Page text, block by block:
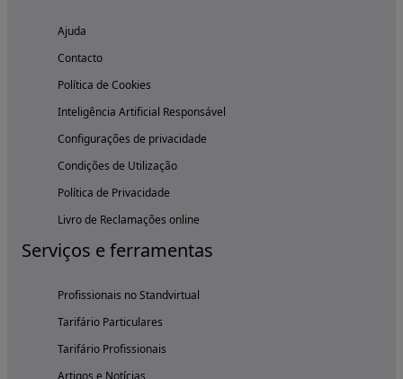
Ajuda
Contacto
Política de Cookies
Inteligência Artificial Responsável
Configurações de privacidade
Condições de Utilização
Política de Privacidade
Livro de Reclamações online
Serviços e ferramentas
Profissionais no Standvirtual
Tarifário Particulares
Tarifário Profissionais